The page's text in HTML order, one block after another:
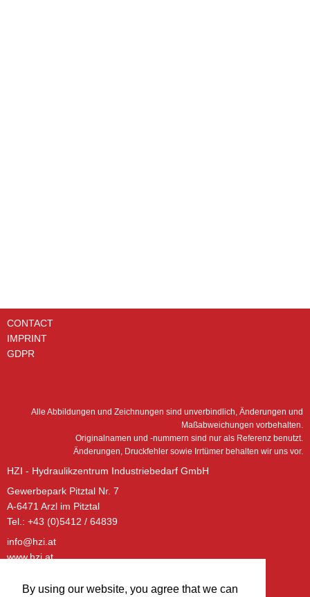
By using our website, you agree that we can
CONTACT
IMPRINT
GDPR
Alle Abbildungen und Zeichnungen sind unverbindlich, Änderungen und
Maßabweichungen vorbehalten.
Originalnamen und -nummern sind nur als Referenz benutzt.
Änderungen, Druckfehler sowie Irrtümer behalten wir uns vor.
HZI - Hydraulikzentrum Industriebedarf GmbH
Gewerbepark Pitztal Nr. 7
A-6471 Arzl im Pitztal
Tel.: +43 (0)5412 / 64839
info@hzi.at
www.hzi.at